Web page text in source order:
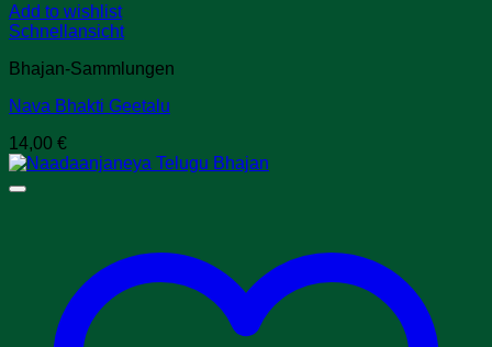
Add to wishlist
Schnellansicht
Bhajan-Sammlungen
Nava Bhakti Geetalu
14,00 €